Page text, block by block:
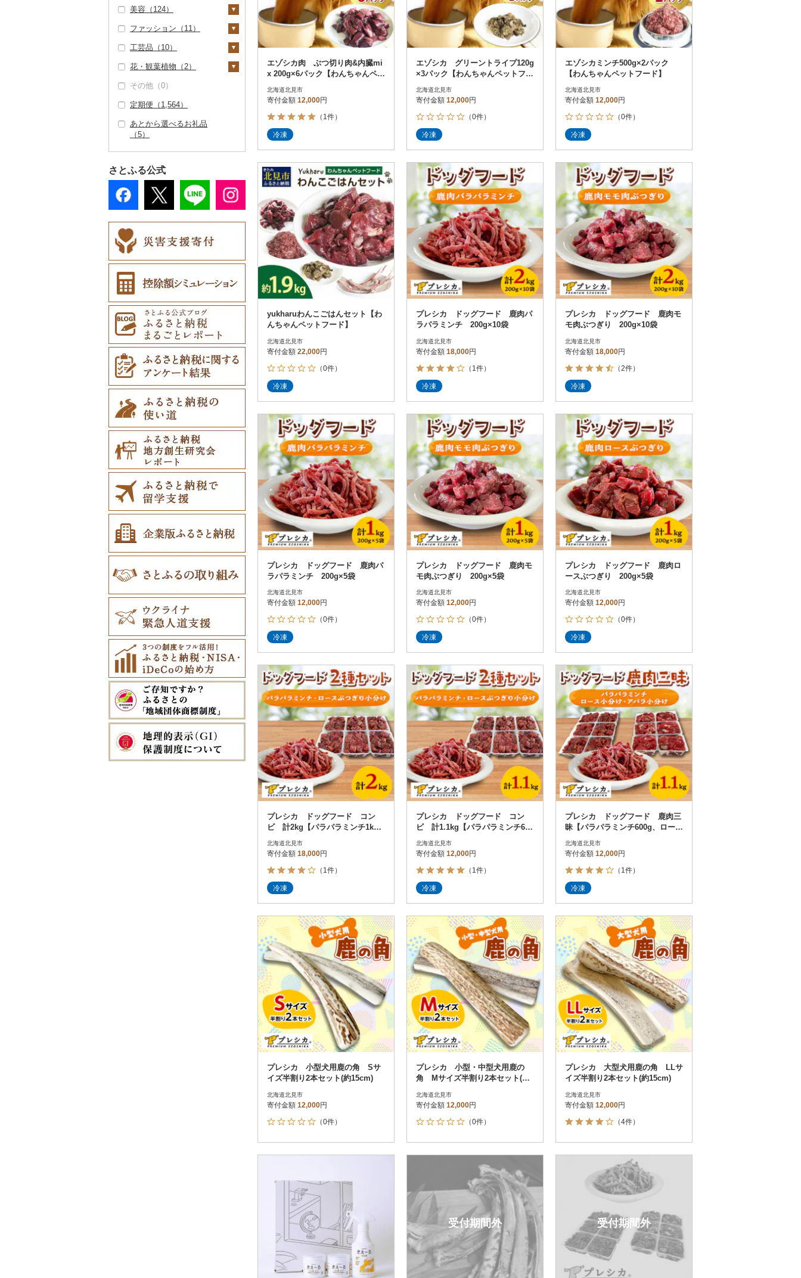
美容（124）
スキンケア（0）
シャンプー・リンス
（124）
入浴剤（0）
アロマ（0）
その他美容（0）
ファッション（11）
鞄・バッグ（5）
トートバッグ・ショル
ツケース（0）
その他鞄・バッグ
（3）
洋服（0）
和服（0）
靴・履物（0）
アクセサリー（0）
ショール・ストール
（0）
ネクタイ・ベルト
（0）
マフラー・手袋（0）
その他服飾小物（0）
工芸品（10）
織物（0）
陶器・漆器（0）
その他装飾品・工芸品
数珠（0）
工芸品（10）
播州そろばん（0）
美濃和紙（0）
民芸品（0）
花・観葉植物（2）
観葉植物・苗木（0）
花（2）
胡蝶蘭（0）
ラワー（0）
その他花（2）
盆栽・その他（0）
その他（0）
定期便（1,564）
あとから選べるお礼品
（5）
さとふる公式
エゾシカ肉 ぶつ切り肉&内臓mi
x 200g×6パック【わんちゃんペッ
北海道北見市
寄付金額 12,000円
（1件）
冷凍
エゾシカ グリーントライプ120g
×3パック【わんちゃんペットフー
北海道北見市
寄付金額 12,000円
（0件）
冷凍
エゾシカミンチ500g×2パック
【わんちゃんペットフード】
北海道北見市
寄付金額 12,000円
（0件）
冷凍
yukharuわんこごはんセット【わ
んちゃんペットフード】
北海道北見市
寄付金額 22,000円
（0件）
冷凍
プレシカ ドッグフード 鹿肉パ
ラパラミンチ 200g×10袋
北海道北見市
寄付金額 18,000円
（1件）
冷凍
プレシカ ドッグフード 鹿肉モ
モ肉ぶつぎり 200g×10袋
北海道北見市
寄付金額 18,000円
（2件）
冷凍
プレシカ ドッグフード 鹿肉パ
ラパラミンチ 200g×5袋
北海道北見市
寄付金額 12,000円
（0件）
冷凍
プレシカ ドッグフード 鹿肉モ
モ肉ぶつぎり 200g×5袋
北海道北見市
寄付金額 12,000円
（0件）
冷凍
プレシカ ドッグフード 鹿肉ロ
ースぶつぎり 200g×5袋
北海道北見市
寄付金額 12,000円
（0件）
冷凍
プレシカ ドッグフード コン
ビ 計2kg【パラパラミンチ1k
北海道北見市
寄付金額 18,000円
（1件）
冷凍
プレシカ ドッグフード コン
ビ 計1.1kg【パラパラミンチ600
北海道北見市
寄付金額 12,000円
（1件）
冷凍
プレシカ ドッグフード 鹿肉三
昧【パラパラミンチ600g、ロース
北海道北見市
寄付金額 12,000円
（1件）
冷凍
プレシカ 小型犬用鹿の角 Sサ
イズ半割り2本セット(約15cm)
北海道北見市
寄付金額 12,000円
（0件）
プレシカ 小型・中型犬用鹿の
角 Mサイズ半割り2本セット(約1
北海道北見市
寄付金額 12,000円
（0件）
プレシカ 大型犬用鹿の角 LLサ
イズ半割り2本セット(約15cm)
北海道北見市
寄付金額 12,000円
（4件）
受付期間外 受付期間外